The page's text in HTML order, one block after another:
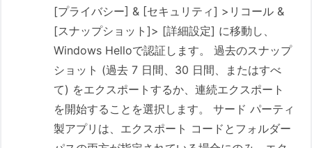
[プライバシー] & [セキュリティ] >リコール &
[スナップショット]> [詳細設定] に移動し、
Windows Helloで認証します。 過去のスナップ
ショット (過去 7 日間、30 日間、またはすべ
て) をエクスポートするか、連続エクスポート
を開始することを選択します。 サード パーティ
製アプリは、エクスポート コードとフォルダー